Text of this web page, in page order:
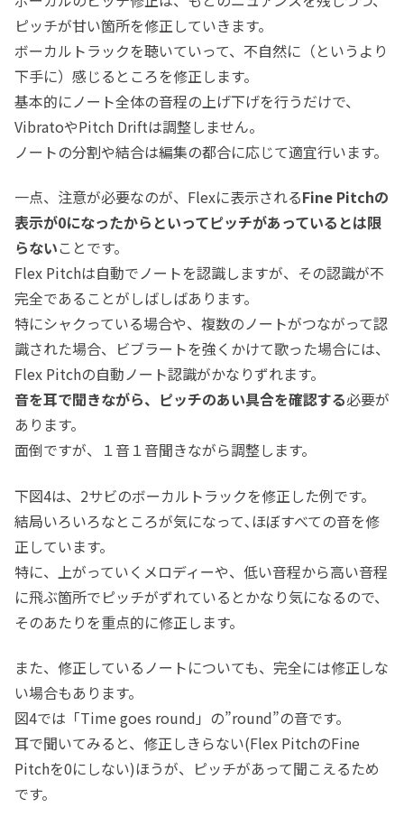
ピッチが甘い箇所を修正していきます。
ボーカルトラックを聴いていって、不自然に（というより
下手に）感じるところを修正します。
基本的にノート全体の音程の上げ下げを行うだけで、
VibratoやPitch Driftは調整しません。
ノートの分割や結合は編集の都合に応じて適宜行います。
一点、注意が必要なのが、Flexに表示されるFine Pitchの
表示が0になったからといってピッチがあっているとは限
らないことです。
Flex Pitchは自動でノートを認識しますが、その認識が不
完全であることがしばしばあります。
特にシャクっている場合や、複数のノートがつながって認
識された場合、ビブラートを強くかけて歌った場合には、
Flex Pitchの自動ノート認識がかなりずれます。
音を耳で聞きながら、ピッチのあい具合を確認する必要が
あります。
面倒ですが、１音１音聞きながら調整します。
下図4は、2サビのボーカルトラックを修正した例です。
結局いろいろなところが気になって､ほぼすべての音を修
正しています。
特に、上がっていくメロディーや、低い音程から高い音程
に飛ぶ箇所でピッチがずれているとかなり気になるので、
そのあたりを重点的に修正します。
また、修正しているノートについても、完全には修正しな
い場合もあります。
図4では「Time goes round」の”round”の音です。
耳で聞いてみると、修正しきらない(Flex PitchのFine
Pitchを0にしない)ほうが、ピッチがあって聞こえるため
です。